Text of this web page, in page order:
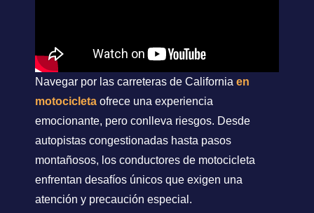
Navegar por las carreteras de California en
motocicleta ofrece una experiencia
emocionante, pero conlleva riesgos. Desde
autopistas congestionadas hasta pasos
montañosos, los conductores de motocicleta
enfrentan desafíos únicos que exigen una
atención y precaución especial.